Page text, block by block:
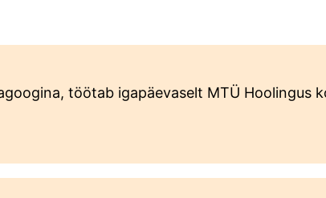
töötab igapäevaselt MTÜ Hoolingus